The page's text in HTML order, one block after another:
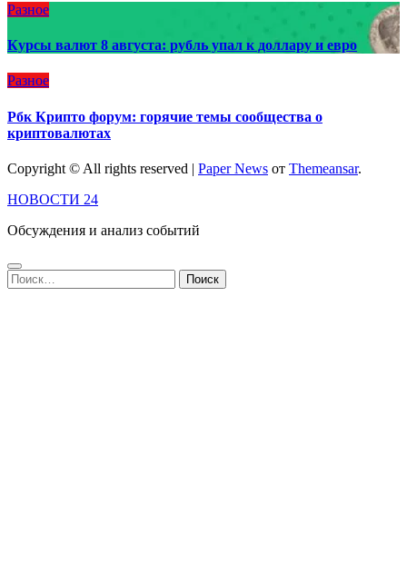
Разное
Курсы валют 8 августа: рубль упал к доллару и евро
Разное
Рбк Крипто форум: горячие темы сообщества о
криптовалютах
Copyright © All rights reserved | Paper News от Themeansar.
НОВОСТИ 24
Обсуждения и анализ событий
Найти: